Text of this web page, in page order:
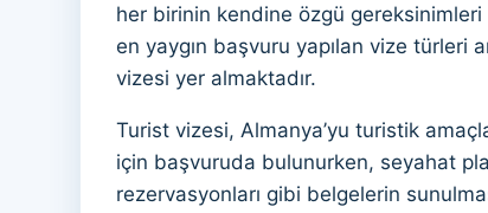
her birinin kendine özgü gereksinimleri
en yaygın başvuru yapılan vize türleri
vizesi yer almaktadır.
Turist vizesi, Almanya’yu turistik
için başvuruda bulunurken, seyahat
rezervasyonları gibi belgelerin